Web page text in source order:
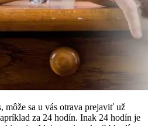
môže sa u vás otrava prejaviť už
za 24 hodín. Inak 24 hodín je